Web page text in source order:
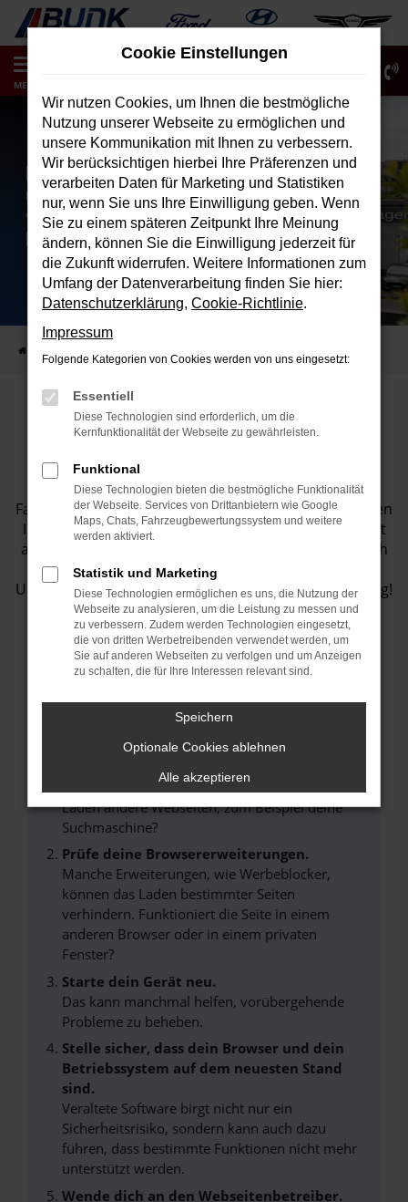
Zum
Hauptinhalt
springen
MENÜ
Fahrzeugbestand
Entdecken Sie eine Vielzahl von top
Fahrzeugangeboten in unserem Showroom! Wir bieten
Ihnen eine große Auswahl an Fahrzeugen, die perfekt
auf Ihre Bedürfnisse abgestimmt sind. Lassen Sie sich
inspirieren und finden Sie Ihr Traumauto bei uns.
Unser Team steht Ihnen jederzeit gerne zur Verfügung!
Fehler: Network Error
Beim Laden ist ein Fehler aufgetreten.
Internetverbindung.
Laden andere Webseiten, zum Beispiel deine
Suchmaschine?
Prüfe deine Browsererweiterungen.
Manche Erweiterungen, wie Werbeblocker,
können das Laden bestimmter Seiten
verhindern. Funktioniert die Seite in einem
anderen Browser oder in einem privaten
Fenster?
Starte dein Gerät neu.
Das kann manchmal helfen, vorübergehende
Probleme zu beheben.
Stelle sicher, dass dein Browser und dein
Betriebssystem auf dem neuesten Stand
sind.
Veraltete Software birgt nicht nur ein
Sicherheitsrisiko, sondern kann auch dazu
führen, dass bestimmte Funktionen nicht mehr
unterstützt werden.
Wende dich an den Webseitenbetreiber.
Cookie Einstellungen
Wir nutzen Cookies, um Ihnen die bestmögliche
Nutzung unserer Webseite zu ermöglichen und
unsere Kommunikation mit Ihnen zu verbessern.
Wir berücksichtigen hierbei Ihre Präferenzen und
verarbeiten Daten für Marketing und Statistiken
nur, wenn Sie uns Ihre Einwilligung geben. Wenn
Sie zu einem späteren Zeitpunkt Ihre Meinung
ändern, können Sie die Einwilligung jederzeit für
die Zukunft widerrufen. Weitere Informationen zum
Umfang der Datenverarbeitung finden Sie hier:
Datenschutzerklärung, Cookie-Richtlinie.
Impressum
Folgende Kategorien von Cookies werden von uns eingesetzt:
Essentiell
Diese Technologien sind erforderlich, um die
Kernfunktionalität der Webseite zu gewährleisten.
Funktional
Diese Technologien bieten die bestmögliche Funktionalität
der Webseite. Services von Drittanbietern wie Google
Maps, Chats, Fahrzeugbewertungssystem und weitere
werden aktiviert.
Statistik und Marketing
Diese Technologien ermöglichen es uns, die Nutzung der
Webseite zu analysieren, um die Leistung zu messen und
zu verbessern. Zudem werden Technologien eingesetzt,
die von dritten Werbetreibenden verwendet werden, um
Sie auf anderen Webseiten zu verfolgen und um Anzeigen
zu schalten, die für Ihre Interessen relevant sind.
Speichern
Optionale Cookies ablehnen
Alle akzeptieren